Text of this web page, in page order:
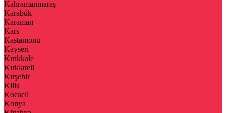
Kahramanmaraş
Karabük
Karaman
Kars
Kastamonu
Kayseri
Kırıkkale
Kırklareli
Kırşehir
Kilis
Kocaeli
Konya